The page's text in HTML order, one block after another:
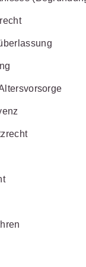
Zivil- und